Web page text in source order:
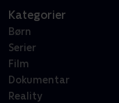
Kategorier
Børn
Serier
Film
Dokumentar
Reality